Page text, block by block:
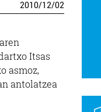
2010/12/02
Itsas
asmoz,
antolatzea